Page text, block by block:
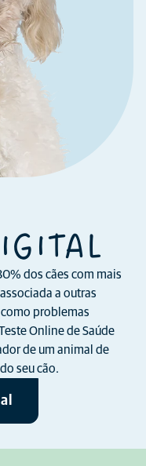
dos cães com mais
a outras
problemas
Online de Saúde
de um animal de
seu cão.